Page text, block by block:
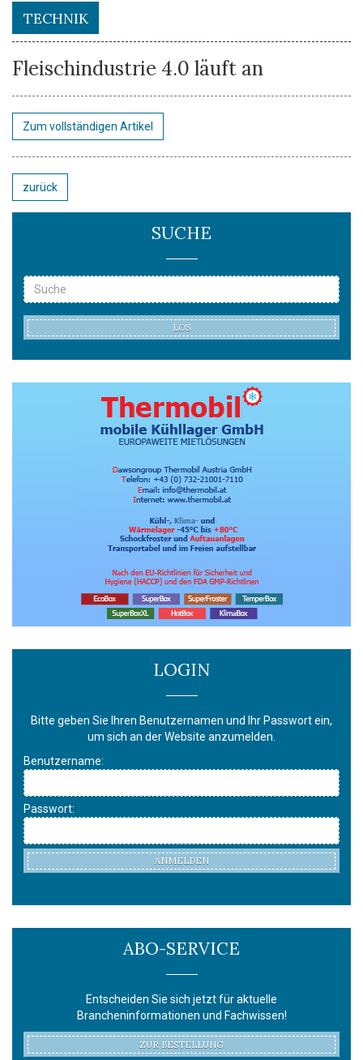
TECHNIK
Fleischindustrie 4.0 läuft an
Zum vollständigen Artikel
zurück
SUCHE
LOS
LOGIN
Bitte geben Sie Ihren Benutzernamen und Ihr Passwort ein,
um sich an der Website anzumelden.
Benutzername:
Passwort:
ANMELDEN
ABO-SERVICE
Entscheiden Sie sich jetzt für aktuelle
Brancheninformationen und Fachwissen!
ZUR BESTELLUNG